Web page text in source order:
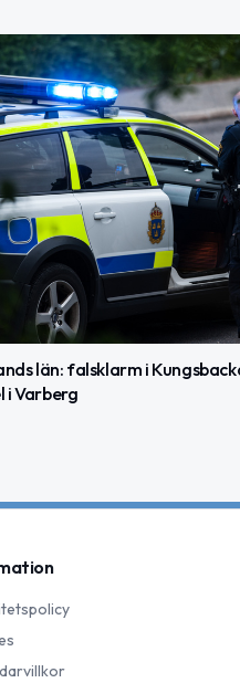
län: falsklarm i
i Varberg